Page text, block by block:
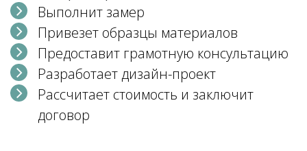
Выполнит замер
Привезет образцы материалов
Предоставит грамотную консультацию
Разработает дизайн-проект
Рассчитает стоимость и заключит
договор